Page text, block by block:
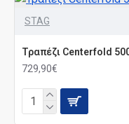
STAG
Τραπέζι Centerfold
729,90€